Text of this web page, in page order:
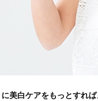
美白ケアをもっとすれ